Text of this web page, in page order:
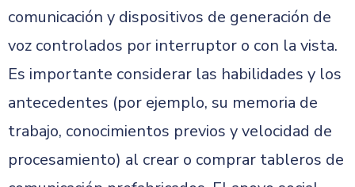
comunicación y dispositivos de generación de
voz controlados por interruptor o con la vista.
Es importante considerar las habilidades y los
antecedentes (por ejemplo, su memoria de
trabajo, conocimientos previos y velocidad de
procesamiento) al crear o comprar tableros de